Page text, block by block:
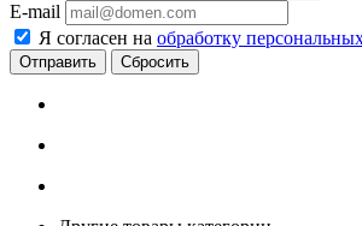
E-mail
Я согласен на обработку
Сбросить